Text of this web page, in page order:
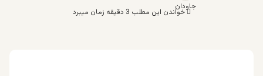
خواندن این مطلب 3 دقیقه زمان میبرد